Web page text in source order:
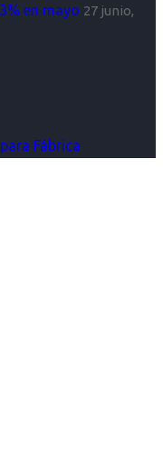
en mayo 27 junio,
Fábrica